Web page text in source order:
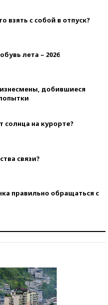
взять с собой в отпуск?
лета – 2026
добившиеся
солнца на курорте?
связи?
правильно обращаться с